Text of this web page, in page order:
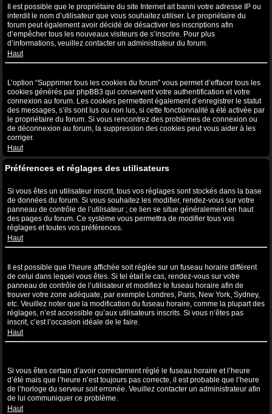
Il est possible que le propriétaire du site Internet ait banni votre adresse IP ou
interdit le nom d’utilisateur que vous souhaitez utiliser. Le propriétaire du
forum peut également avoir décidé de désactiver les inscriptions afin
d’empêcher tous les nouveaux visiteurs de s’inscrire. Pour plus
d’informations, veuillez contacter un administrateur du forum.
Haut
L’option “Supprimer tous les cookies du forum” vous permet d’effacer tous les
cookies générés par phpBB3 qui conservent votre authentification et votre
connexion au forum. Les cookies permettent également d’enregistrer le statut
des messages, s’ils sont lus ou non lus, si cette fonctionnalité a été activée par
le propriétaire du forum. Si vous rencontrez des problèmes de connexion ou
de déconnexion au forum, la suppression des cookies peut vous aider à les
corriger.
Haut
Préférences et réglages des utilisateurs
Si vous êtes un utilisateur inscrit, tous vos réglages sont stockés dans la base
de données du forum. Si vous souhaitez les modifier, rendez-vous sur votre
panneau de contrôle de l’utilisateur ; ce lien se situe généralement en haut
des pages du forum. Ce système vous permettra de modifier tous vos
réglages et toutes vos préférences.
Haut
Il est possible que l’heure affichée soit réglée sur un fuseau horaire différent
de celui dans lequel vous êtes. Si tel était le cas, rendez-vous sur votre
panneau de contrôle de l’utilisateur et modifiez le fuseau horaire afin de
trouver votre zone adéquate, par exemple Londres, Paris, New York, Sydney,
etc. Veuillez noter que la modification du fuseau horaire, comme la plupart des
réglages, n’est accessible qu’aux utilisateurs inscrits. Si vous n’êtes pas
inscrit, c’est l’occasion idéale de le faire.
Haut
Si vous êtes certain d’avoir correctement réglé le fuseau horaire et l’heure
d’été mais que l’heure n’est toujours pas correcte, il est probable que l’heure
de l’horloge du serveur soit erronée. Veuillez contacter un administrateur afin
de lui communiquer ce problème.
Haut